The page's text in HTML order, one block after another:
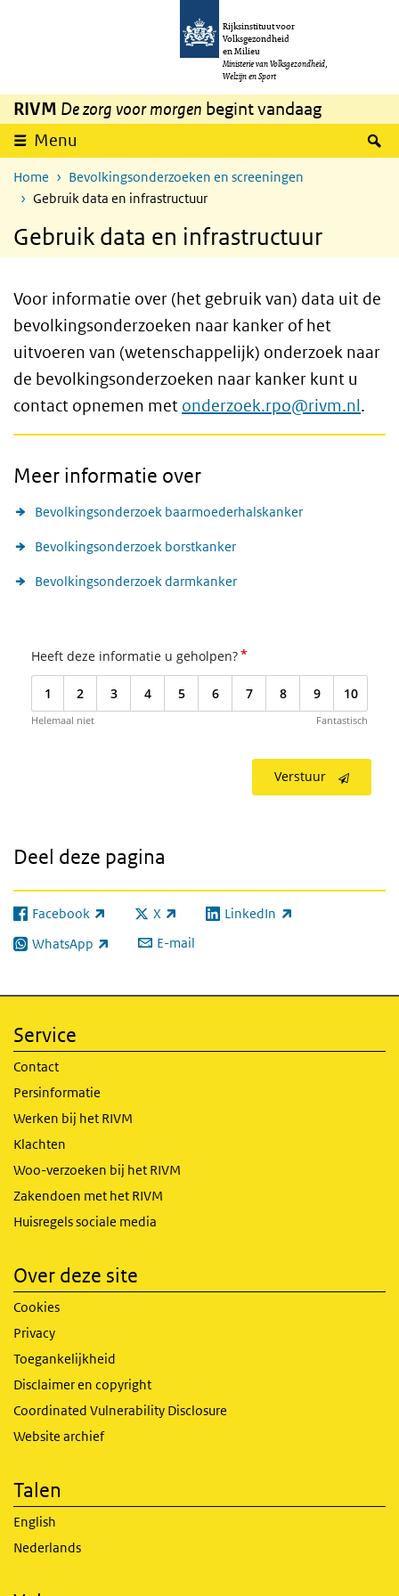
Overslaan en naar de inhoud gaan
Rijksinstituut voor
Volksgezondheid
en Milieu
Ministerie van Volksgezondheid,
Welzijn en Sport
RIVM De zorg voor morgen begint vandaag
Menu
Home
Bevolkingsonderzoeken en screeningen
Gebruik data en infrastructuur
Gebruik data en infrastructuur
Voor informatie over (het gebruik van) data uit de
bevolkingsonderzoeken naar kanker of het
uitvoeren van (wetenschappelijk) onderzoek naar
de bevolkingsonderzoeken naar kanker kunt u
contact opnemen met onderzoek.rpo@rivm.nl.
Meer informatie over
Bevolkingsonderzoek baarmoederhalskanker
Bevolkingsonderzoek borstkanker
Bevolkingsonderzoek darmkanker
Heeft deze informatie u geholpen?*
1 2 3 4 5 6 7 8 9 10
Helemaal niet Fantastisch
Verstuur
Deel deze pagina
Facebook
(externe link) X
(externe link) LinkedIn
(externe link)
WhatsApp
(externe link) E-mail
Service
Contact
Persinformatie
Werken bij het RIVM
Klachten
Woo-verzoeken bij het RIVM
Zakendoen met het RIVM
Huisregels sociale media
Over deze site
Cookies
Privacy
Toegankelijkheid
Disclaimer en copyright
Coordinated Vulnerability Disclosure
Website archief
Talen
English
Nederlands